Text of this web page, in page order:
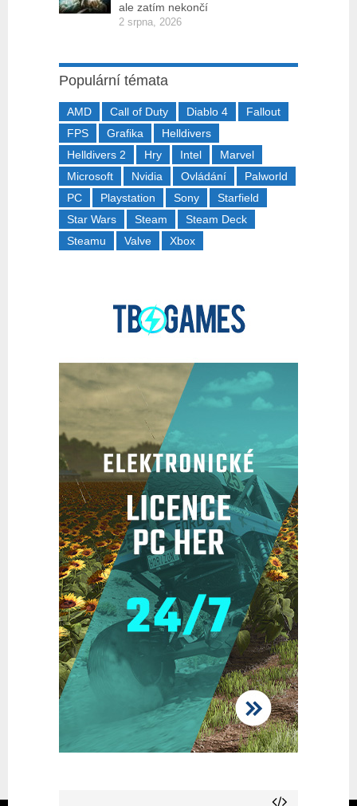
ale zatím nekončí
2 srpna, 2026
Populární témata
AMD Call of Duty Diablo 4
Fallout
FPS
Grafika
Helldivers
Helldivers 2
Hry Intel
Marvel
Microsoft
Nvidia Ovládání
Palworld
PC
Playstation Sony
Starfield
Star Wars
Steam
Steam Deck
Steamu
Valve Xbox